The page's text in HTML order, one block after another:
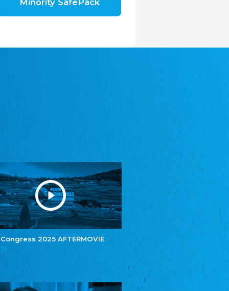
Congress 2025 AFTERMOVIE
t./Zwězk Łužyskich Serbow z. t.
Youth of European Nationalities (YEN)
Youth of European Nationalities (YEN)
Zentralrat der Jenischen in Deutschland
e.V.
Central Council of Yenish in Germany
Zentralrat Deutscher Sinti und Roma
Związek Polaków w Niemczech
Bund Deutscher Nordschleswiger (BDN)
Minority SafePack